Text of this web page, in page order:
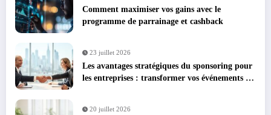
Comment maximiser vos gains avec le
programme de parrainage et cashback
23 juillet 2026
Les avantages stratégiques du sponsoring pour
les entreprises : transformer vos événements en
20 juillet 2026